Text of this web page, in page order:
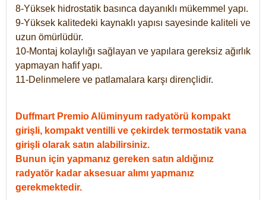
8-Yüksek hidrostatik basınca dayanıklı mükemmel yapı.
9-Yüksek kalitedeki kaynaklı yapısı sayesinde kaliteli ve
uzun ömürlüdür.
10-Montaj kolaylığı sağlayan ve yapılara gereksiz ağırlık
yapmayan hafif yapı.
11-Delinmelere ve patlamalara karşı dirençlidir.
Duffmart Premio Alüminyum radyatörü kompakt
girişli, kompakt ventilli ve çekirdek termostatik vana
girişli olarak satın alabilirsiniz.
Bunun için yapmanız gereken satın aldığınız
radyatör kadar aksesuar alımı yapmanız
gerekmektedir.